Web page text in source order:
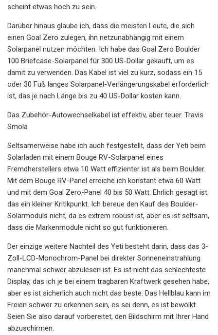
scheint etwas hoch zu sein.
Darüber hinaus glaube ich, dass die meisten Leute, die sich
einen Goal Zero zulegen, ihn netzunabhängig mit einem
Solarpanel nutzen möchten. Ich habe das Goal Zero Boulder
100 Briefcase-Solarpanel für 300 US-Dollar gekauft, um es
damit zu verwenden. Das Kabel ist viel zu kurz, sodass ein 15
oder 30 Fuß langes Solarpanel-Verlängerungskabel erforderlich
ist, das je nach Länge bis zu 40 US-Dollar kosten kann.
Das Zubehör-Autowechselkabel ist effektiv, aber teuer. Travis
Smola
Seltsamerweise habe ich auch festgestellt, dass der Yeti beim
Solarladen mit einem Bouge RV-Solarpanel eines
Fremdherstellers etwa 10 Watt effizienter ist als beim Boulder.
Mit dem Bouge RV-Panel erreiche ich konstant etwa 60 Watt
und mit dem Goal Zero-Panel 40 bis 50 Watt. Ehrlich gesagt ist
das ein kleiner Kritikpunkt. Ich bereue den Kauf des Boulder-
Solarmoduls nicht, da es extrem robust ist, aber es ist seltsam,
dass die Markenmodule nicht so gut funktionieren.
Der einzige weitere Nachteil des Yeti besteht darin, dass das 3-
Zoll-LCD-Monochrom-Panel bei direkter Sonneneinstrahlung
manchmal schwer abzulesen ist. Es ist nicht das schlechteste
Display, das ich je bei einem tragbaren Kraftwerk gesehen habe,
aber es ist sicherlich auch nicht das beste. Das Hellblau kann im
Freien schwer zu erkennen sein, es sei denn, es ist bewölkt.
Seien Sie also darauf vorbereitet, den Bildschirm mit Ihrer Hand
abzuschirmen.